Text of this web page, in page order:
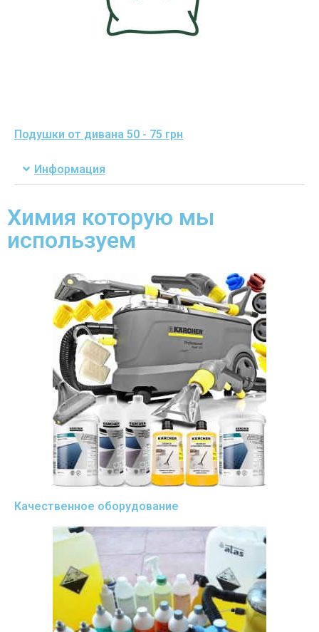
Подушки от дивана 50 - 75 грн
Информация
Химия которую мы
используем
Качественное оборудование